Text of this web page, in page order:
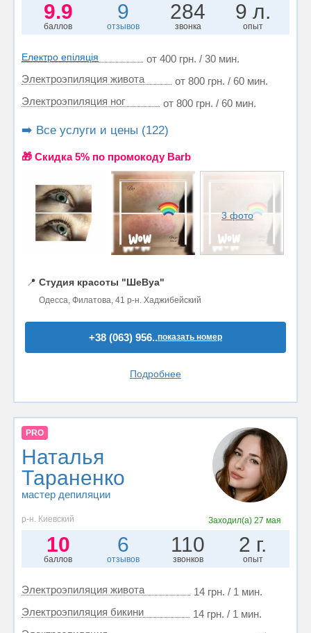
9.9
баллов
9
отзывов
284
звонка
9 л.
опыт
Електро епіляція
от 400 грн. / 30 мин.
Электроэпиляция живота
от 800 грн. / 60 мин.
Электроэпиляция ног
от 800 грн. / 60 мин.
➡️ Все услуги и цены (122)
🎁 Cкидка 5% по промокоду Barb
3 фото
📍 Студия красоты "ШеВуа"
Одесса, Филатова, 41 р-н. Хаджибейский
+38 (063) 956..показать номер
Подробнее
PRO
Наталья
Тараненко
мастер депиляции
р-н. Киевский Заходил(а)27 мая
10
баллов
6
отзывов
110
звонков
2 г.
опыт
Электроэпиляция живота
14 грн. / 1 мин.
Электроэпиляция бикини
14 грн. / 1 мин.